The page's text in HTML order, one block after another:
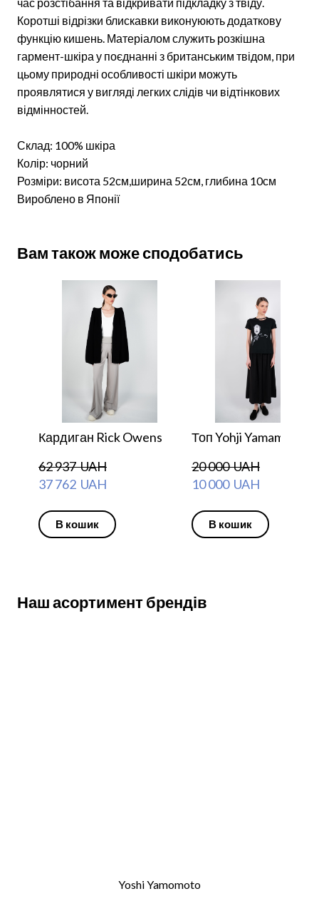
Коротші відрізки блискавки виконуюють додаткову
функцію кишень. Матеріалом служить розкішна
гармент-шкіра у поєднанні з британським твідом, при
цьому природні особливості шкіри можуть
проявлятися у вигляді легких слідів чи відтінкових
відмінностей.
Склад: 100% шкіра
Колір: чорний
Розміри: висота 52см,ширина 52см, глибина 10см
Вироблено в Японії
Вам також може сподобатись
Кардиган Rick Owens
62 937  UAH
37 762  UAH
В кошик
Топ Yohji Yamamoto
20 000  UAH
10 000  UAH
В кошик
Наш асортимент брендів
Yoshi Yamomoto